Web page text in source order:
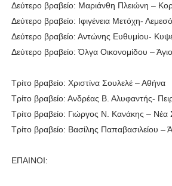
Δεύτερο βραβείο: Μαριάνθη Πλειώνη –
Δεύτερο βραβείο: Ιφιγένεια Μετόχη-
Δεύτερο βραβείο: Αντώνης Ευθυμίου-
Δεύτερο βραβείο: Όλγα Οικονομίδου –
Τρίτο βραβείο: Χριστίνα Σουλελέ – Αθήνα
Τρίτο βραβείο: Ανδρέας Β. Αλυφαντής-
Τρίτο βραβείο: Γιώργος Ν. Κανάκης –
Τρίτο βραβείο: Βασίλης Παπαβασιλείου –
ΕΠΑΙΝΟΙ: